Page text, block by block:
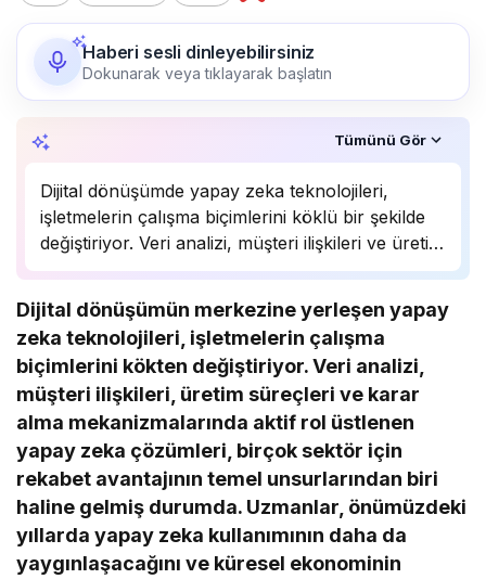
Haberi sesli dinleyebilirsiniz
Dokunarak veya tıklayarak başlatın
Tümünü Gör
Dijital dönüşümde yapay zeka teknolojileri,
işletmelerin çalışma biçimlerini köklü bir şekilde
değiştiriyor. Veri analizi, müşteri ilişkileri ve üretim
süreçlerinde önemli bir rol oynayan yapay zeka,
Uzmanlar, bu teknolojinin önümüzdeki yıllarda
daha da yaygınlaşarak…
Dijital dönüşümün merkezine yerleşen yapay
zeka teknolojileri, işletmelerin çalışma
biçimlerini kökten değiştiriyor. Veri analizi,
müşteri ilişkileri, üretim süreçleri ve karar
alma mekanizmalarında aktif rol üstlenen
yapay zeka çözümleri, birçok sektör için
rekabet avantajının temel unsurlarından biri
haline gelmiş durumda. Uzmanlar, önümüzdeki
yıllarda yapay zeka kullanımının daha da
yaygınlaşacağını ve küresel ekonominin